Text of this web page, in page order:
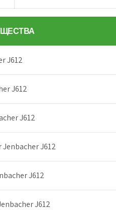
J612
J612
J612
J612
J612
J612